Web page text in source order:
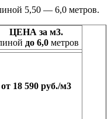
5,50 — 6,0 метров.
ЦЕНА за м3.
до 6,0 метров
от 18 590 руб./м3